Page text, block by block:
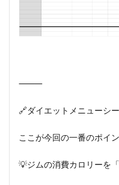
⸻
🔗ダイエットメニューシ
ここが今回の一番のポイ
💡ジムの消費カロリーを